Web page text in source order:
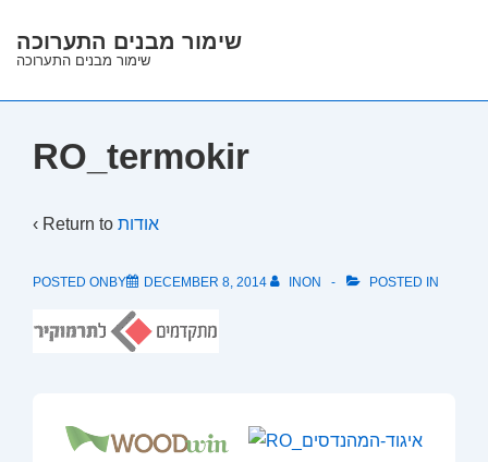
Skip
Main
שימור מבנים התערוכה
שימור מבנים התערוכה
RO_termokir
‹ Return to אודות
POSTED ONBY DECEMBER 8, 2014 INON POSTED IN